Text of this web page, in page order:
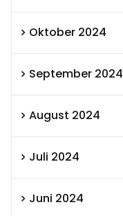
Oktober 2024
September 2024
August 2024
Juli 2024
Juni 2024